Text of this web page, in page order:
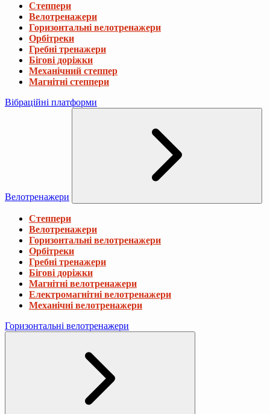
Степпери
Велотренажери
Горизонтальні велотренажери
Орбітреки
Гребні тренажери
Бігові доріжки
Механічний степпер
Магнітні степпери
Вібраційні платформи
Велотренажери
Степпери
Велотренажери
Горизонтальні велотренажери
Орбітреки
Гребні тренажери
Бігові доріжки
Магнітні велотренажери
Електромагнітні велотренажери
Механічні велотренажери
Горизонтальні велотренажери